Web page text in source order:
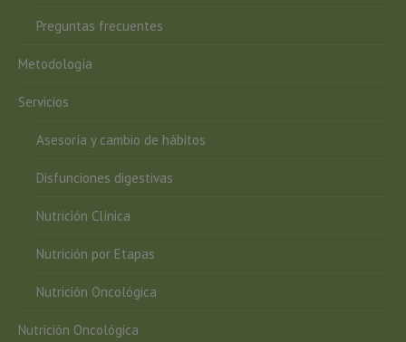
Preguntas frecuentes
Metodología
Servicios
Asesoría y cambio de hábitos
Disfunciones digestivas
Nutrición Clínica
Nutrición por Etapas
Nutrición Oncológica
Nutrición Oncológica